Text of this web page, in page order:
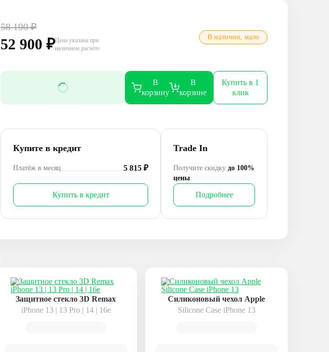
58 190 ₽
52 900 ₽Цена указана при
наличном расчёте
В наличии, мало
В
корзину
В
корзине
Купить в 1
клик
Купите в кредит
Платёж в месяц 5 815 ₽
Купить в кредит
Trade In
Получите скидку до 100%
цены
Подробнее
Защитное стекло 3D Remax
iPhone 13 | 13 Pro | 14 | 16e
Силиконовый чехол Apple
Silicone Case iPhone 13